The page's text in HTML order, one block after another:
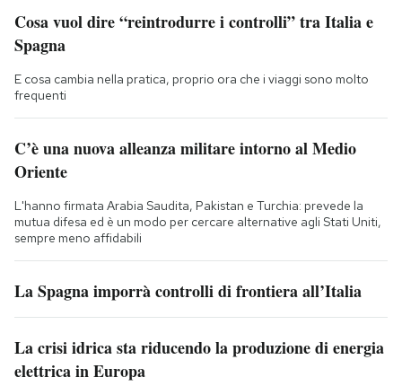
Cosa vuol dire “reintrodurre i controlli” tra Italia e
Spagna
E cosa cambia nella pratica, proprio ora che i viaggi sono molto
frequenti
C’è una nuova alleanza militare intorno al Medio
Oriente
L'hanno firmata Arabia Saudita, Pakistan e Turchia: prevede la
mutua difesa ed è un modo per cercare alternative agli Stati Uniti,
sempre meno affidabili
La Spagna imporrà controlli di frontiera all’Italia
La crisi idrica sta riducendo la produzione di energia
elettrica in Europa